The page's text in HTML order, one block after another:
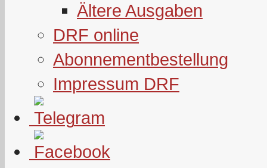
Ältere Ausgaben
DRF online
Abonnementbestellung
Impressum DRF